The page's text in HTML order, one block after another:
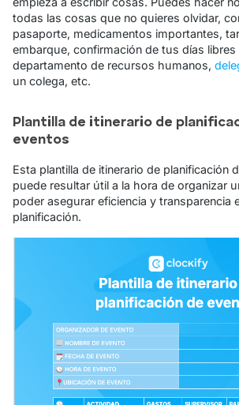
todas las cosas que no quieres olvidar,
pasaporte, medicamentos importantes,
embarque, confirmación de tus días libres
departamento de recursos humanos,
un colega, etc.
Plantilla de itinerario de
eventos
Esta plantilla de itinerario de planificación
puede resultar útil a la hora de organizar
poder asegurar eficiencia y transparencia
planificación.